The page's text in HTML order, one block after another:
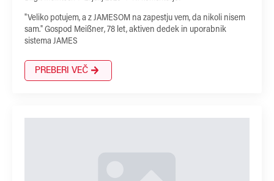
"Veliko potujem, a z JAMESOM na zapestju vem, da nikoli nisem
sam." Gospod Meißner, 78 let, aktiven dedek in uporabnik
sistema JAMES
PREBERI VEČ